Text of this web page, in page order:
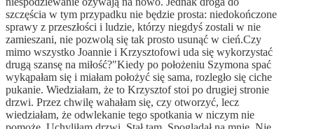
szczęścia w tym przypadku nie będzie prosta: niedokończone
sprawy z przeszłości i ludzie, którzy niegdyś zostali w nie
zamieszani, nie pozwolą się tak prosto usunąć w cień.Czy
mimo wszystko Joannie i Krzysztofowi uda się wykorzystać
drugą szansę na miłość?"Kiedy po położeniu Szymona spać
wykąpałam się i miałam położyć się sama, rozległo się ciche
pukanie. Wiedziałam, że to Krzysztof stoi po drugiej stronie
drzwi. Przez chwilę wahałam się, czy otworzyć, lecz
wiedziałam, że odwlekanie tego spotkania w niczym nie